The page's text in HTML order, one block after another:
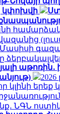
կփոխվի
աթոռին․
կլինի երեք
ՆԳՆ